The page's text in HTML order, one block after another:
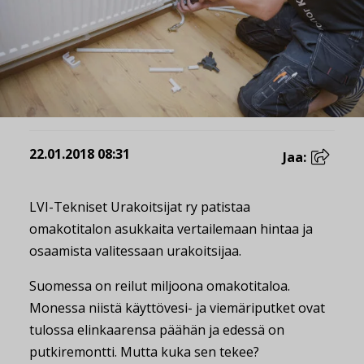
22.01.2018 08:31 Jaa:
LVI-Tekniset Urakoitsijat ry patistaa
omakotitalon asukkaita vertailemaan hintaa ja
osaamista valitessaan urakoitsijaa.
Suomessa on reilut miljoona omakotitaloa.
Monessa niistä käyttövesi- ja viemäriputket ovat
tulossa elinkaarensa päähän ja edessä on
putkiremontti. Mutta kuka sen tekee?